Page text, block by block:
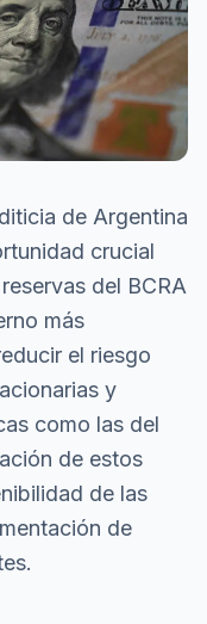
de Argentina
crucial
del BCRA
más
el riesgo
y
como las del
de estos
de las
de